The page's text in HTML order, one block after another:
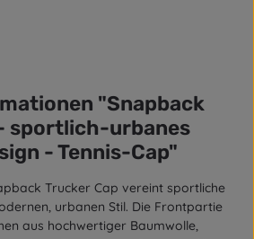
"Snapback
sportlich-urbanes
- Tennis-Cap"
Trucker Cap vereint sportliche
urbanen Stil. Die Frontpartie
aus hochwertiger Baumwolle,